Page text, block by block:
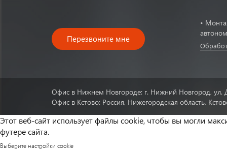
Перезвоните мне
•
Офис в Нижнем Новгороде: г. Нижний Новгород, ул.
Офис в Кстово: Россия, Нижегородская область,
Этот веб-сайт использует файлы cookie, чтобы вы могли
футере сайта.
Выберите настройки cookie